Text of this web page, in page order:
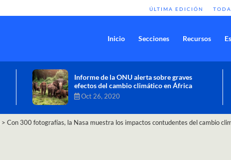
ÚLTIMA EDICIÓN
Inicio Secciones Recursos
Comisión de Alto Nivel de Cambio
Climático aprueba nueva ambición
climática del Perú
Dic 16, 2020
> Con 300 fotografías, la Nasa muestra los impactos contudentes del cambio